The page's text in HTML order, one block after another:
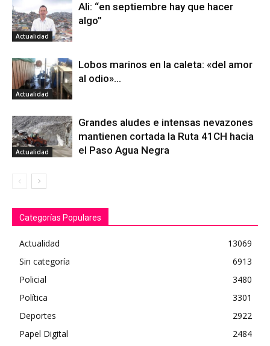
Actualidad
Ali: “en septiembre hay que hacer
algo”
Actualidad
Lobos marinos en la caleta: «del amor
al odio»…
Actualidad
Grandes aludes e intensas nevazones
mantienen cortada la Ruta 41CH hacia
el Paso Agua Negra
Categorías Populares
Actualidad
13069
Sin categoría
6913
Policial
3480
Política
3301
Deportes
2922
Papel Digital
2484